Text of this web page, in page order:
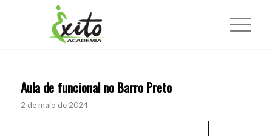
Aula de funcional no Barro Preto
2 de maio de 2024